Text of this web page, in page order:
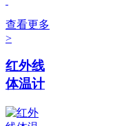
查看更多
>
红外线
体温计